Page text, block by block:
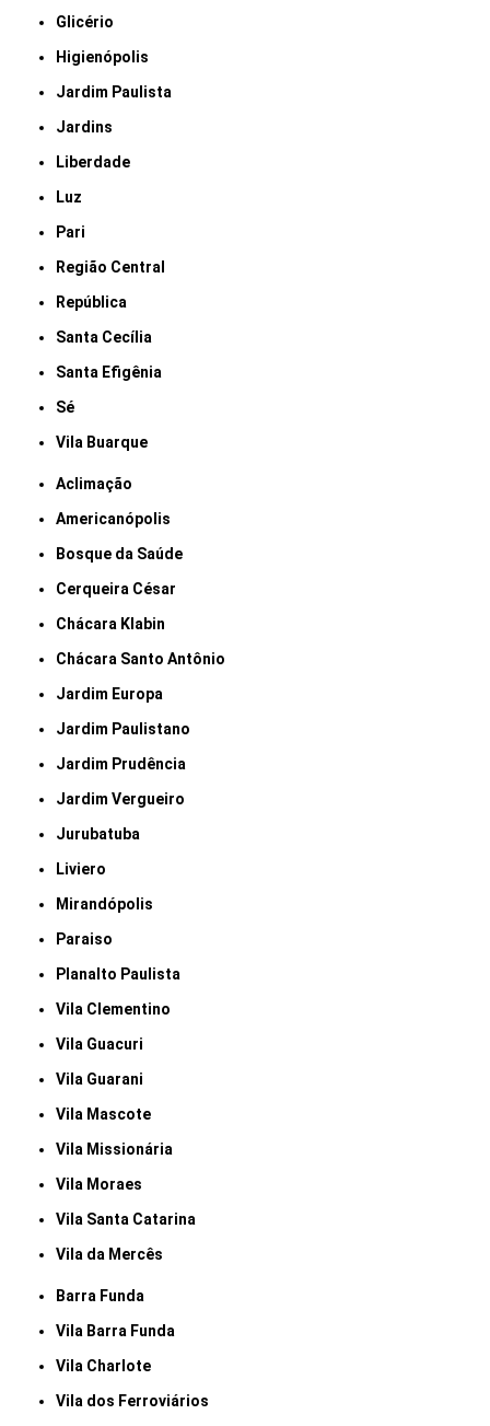
Glicério
Higienópolis
Jardim Paulista
Jardins
Liberdade
Luz
Pari
Região Central
República
Santa Cecília
Santa Efigênia
Sé
Vila Buarque
Aclimação
Americanópolis
Bosque da Saúde
Cerqueira César
Chácara Klabin
Chácara Santo Antônio
Jardim Europa
Jardim Paulistano
Jardim Prudência
Jardim Vergueiro
Jurubatuba
Liviero
Mirandópolis
Paraiso
Planalto Paulista
Vila Clementino
Vila Guacuri
Vila Guarani
Vila Mascote
Vila Missionária
Vila Moraes
Vila Santa Catarina
Vila da Mercês
Barra Funda
Vila Barra Funda
Vila Charlote
Vila dos Ferroviários